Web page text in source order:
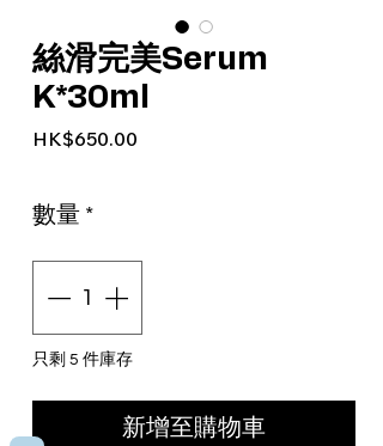
絲滑完美Serum
K*30ml
HK$650.00
數量 *
只剩 5 件庫存
新增至購物車